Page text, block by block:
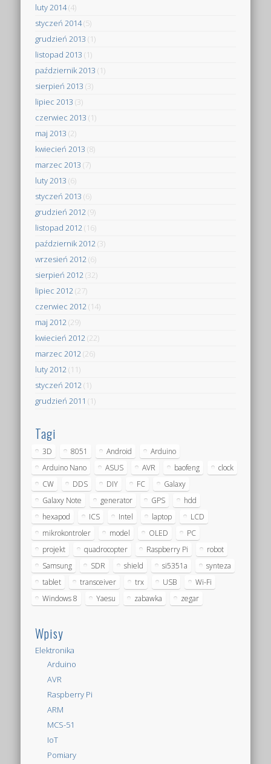
luty 2014(4)
styczeń 2014(5)
grudzień 2013 (1)
listopad 2013 (1)
październik 2013 (1)
sierpień 2013 (3)
lipiec 2013 (3)
czerwiec 2013 (1)
maj 2013 (2)
kwiecień 2013 (8)
marzec 2013 (7)
luty 2013 (6)
styczeń 2013 (6)
grudzień 2012(9)
listopad 2012(16)
październik 2012(3)
wrzesień 2012(6)
sierpień 2012(32)
lipiec 2012(27)
czerwiec 2012(14)
maj 2012(29)
kwiecień 2012(22)
marzec 2012(26)
luty 2012(11)
styczeń 2012(1)
grudzień 2011 (1)
Tagi
3D 8051 Android
Arduino
Arduino Nano
ASUS AVR baofeng
clock
CW
DDS DIY FC
Galaxy
Galaxy Note
generator GPS
hdd
hexapod
ICS Intel laptop
LCD
mikrokontroler
model OLED
PC
projekt
quadrocopter Raspberry Pi
robot
Samsung
SDR shield si5351a
synteza
tablet
transceiver trx USB
Wi-Fi
Windows 8
Yaesu zabawka zegar
Wpisy
Elektronika
Arduino
AVR
Raspberry Pi
ARM
MCS-51
IoT
Pomiary